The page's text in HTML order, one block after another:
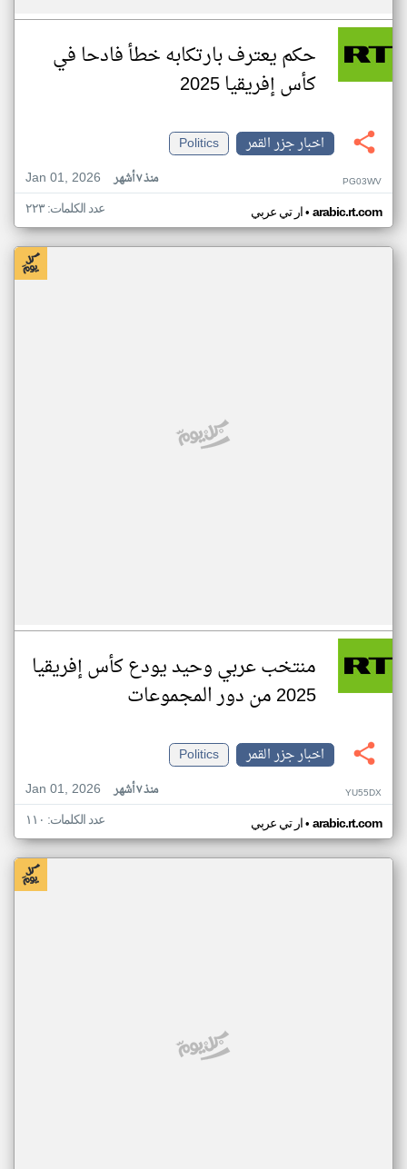
حكم يعترف بارتكابه خطأ فادحا في
كأس إفريقيا 2025
اخبار جزر القمر
Politics
Jan 01, 2026
منذ ٧ أشهر PG03WV
ار تي عربي• arabic.rt.com عدد الكلمات: ٢٢٣
منتخب عربي وحيد يودع كأس إفريقيا
2025 من دور المجموعات
اخبار جزر القمر
Politics
Jan 01, 2026
منذ ٧ أشهر YU55DX
ار تي عربي• arabic.rt.com عدد الكلمات: ١١٠